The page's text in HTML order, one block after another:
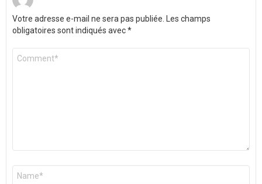
Votre adresse e-mail ne sera pas publiée. Les champs
obligatoires sont indiqués avec*
Commentaire
Nom